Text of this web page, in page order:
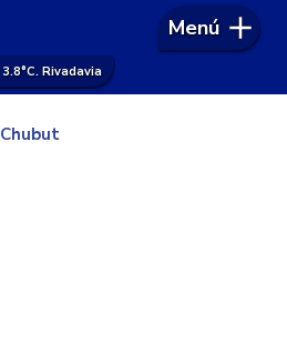
3.8°C. Rivadavia
Menú
Chubut